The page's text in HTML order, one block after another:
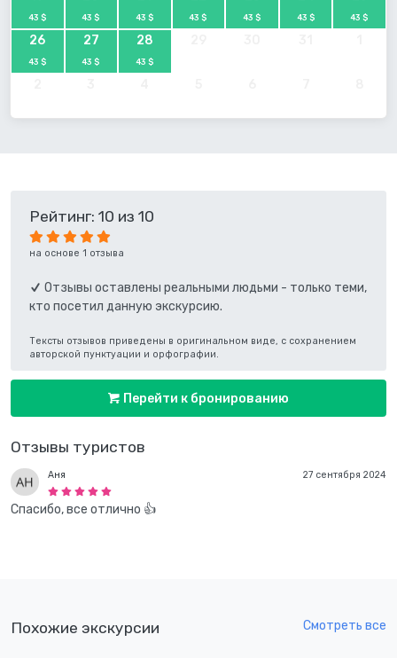
43 $ 43 $ 43 $ 43 $ 43 $ 43 $ 43 $
26
43 $
27
43 $
28
43 $
Отзывы туристов
27 сентября 2024
Аня
Спасибо, все отлично 👍
Рейтинг: 10 из 10
на основе 1 отзыва
Отзывы оставлены реальными людьми - только теми,
кто посетил данную экскурсию.
Тексты отзывов приведены в оригинальном виде, с сохранением
авторской пунктуации и орфографии.
Перейти к бронированию
Похожие экскурсии Смотреть все